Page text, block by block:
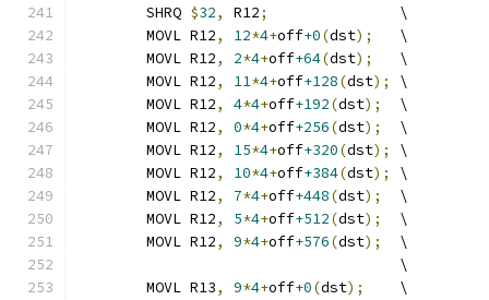
	SHRQ
$32, R12;
               \
	MOVL R12
, 12*4+off+0(dst);
   \
	MOVL R12
, 2*4+off+64(dst);
   \
	MOVL R12
, 11*4+off+128(dst);
\
	MOVL R12
, 4*4+off+192(dst);
  \
	MOVL R12
, 0*4+off+256(dst);
  \
	MOVL R12
, 15*4+off+320(dst);
\
	MOVL R12
, 10*4+off+384(dst);
\
	MOVL R12
, 7*4+off+448(dst);
  \
	MOVL R12
, 5*4+off+512(dst);
  \
	MOVL R12
, 9*4+off+576(dst);
  \
	                             \
	MOVL R13
, 9*4+off+0(dst);
    \